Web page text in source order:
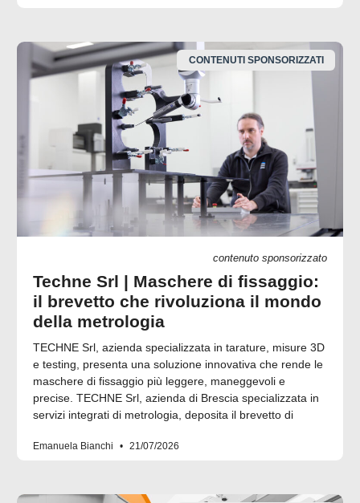
CONTENUTI SPONSORIZZATI
contenuto sponsorizzato
Techne Srl | Maschere di fissaggio:
il brevetto che rivoluziona il mondo
della metrologia
TECHNE Srl, azienda specializzata in tarature, misure 3D
e testing, presenta una soluzione innovativa che rende le
maschere di fissaggio più leggere, maneggevoli e
precise. TECHNE Srl, azienda di Brescia specializzata in
servizi integrati di metrologia, deposita il brevetto di
Emanuela Bianchi 21/07/2026